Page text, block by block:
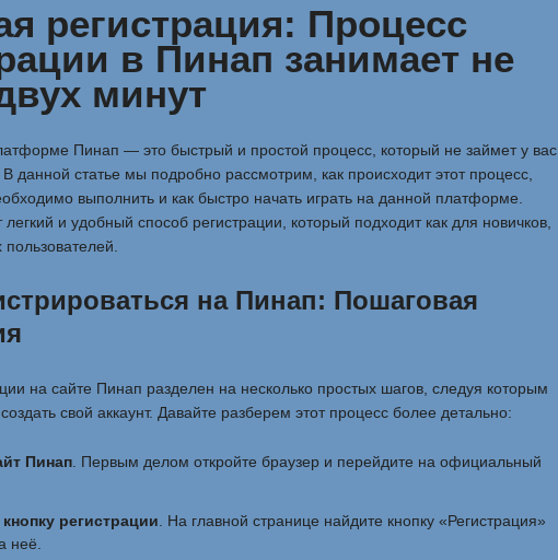
регистрация: Процесс
в Пинап занимает не
минут
Пинап — это быстрый и простой процесс, который не займет у вас
данной статье мы подробно рассмотрим, как происходит этот процесс,
выполнить и как быстро начать играть на данной платформе.
и удобный способ регистрации, который подходит как для новичков,
на Пинап: Пошаговая
на сайте Пинап разделен на несколько простых шагов, следуя которым
свой аккаунт. Давайте разберем этот процесс более детально:
Пинап. Первым делом откройте браузер и перейдите на официальный
регистрации . На главной странице найдите кнопку «Регистрация»
неё.